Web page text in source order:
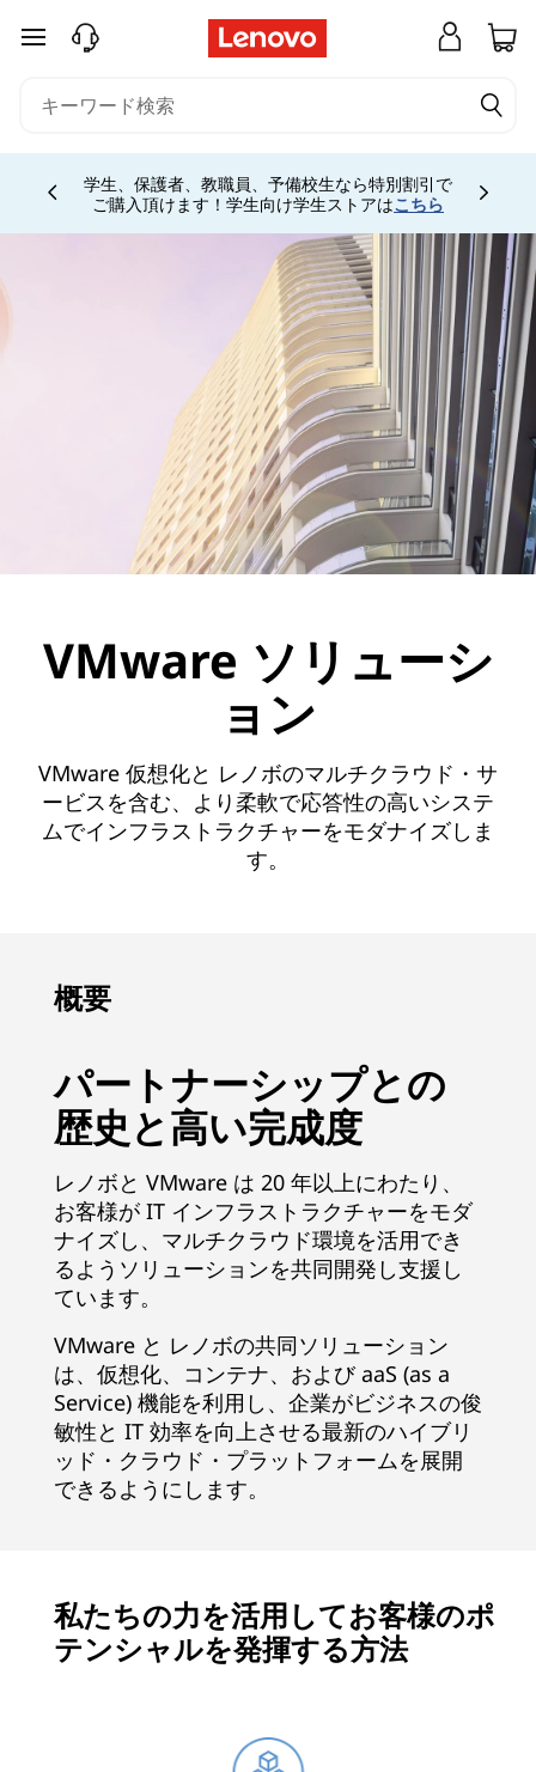
メインコンテンツにスキップする
お電話購入相談窓口 ☎ 法人:0120-148-333 法人
専用ストア会員登録 (無料) 詳細はこちら
専用会
場はこちら
Currently displaying item 5 of
VMware ソリューシ
ョン
VMware 仮想化と レノボのマルチクラウド・サ
ービスを含む、より柔軟で応答性の高いシステ
ムでインフラストラクチャーをモダナイズしま
す。
概要
パートナーシップとの
歴史と高い完成度
レノボと VMware は 20 年以上にわたり、
お客様が IT インフラストラクチャーをモダ
ナイズし、マルチクラウド環境を活用でき
るようソリューションを共同開発し支援し
ています。
VMware と レノボの共同ソリューション
は、仮想化、コンテナ、および aaS (as a
Service) 機能を利用し、企業がビジネスの俊
敏性と IT 効率を向上させる最新のハイブリ
ッド・クラウド・プラットフォームを展開
できるようにします。
私たちの力を活用してお客様のポ
テンシャルを発揮する方法